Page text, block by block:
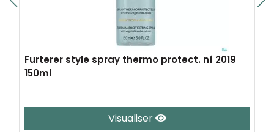
Furterer style spray thermo protect. nf 2019
150ml
Visualiser